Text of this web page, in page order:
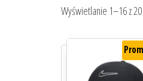
Wyświetlanie 1–16 z